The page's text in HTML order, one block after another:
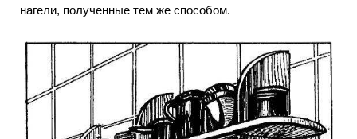
нагели, полученные тем же способом.